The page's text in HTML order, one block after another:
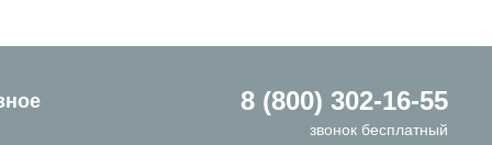
8 (800) 302-16-55
звонок бесплатный